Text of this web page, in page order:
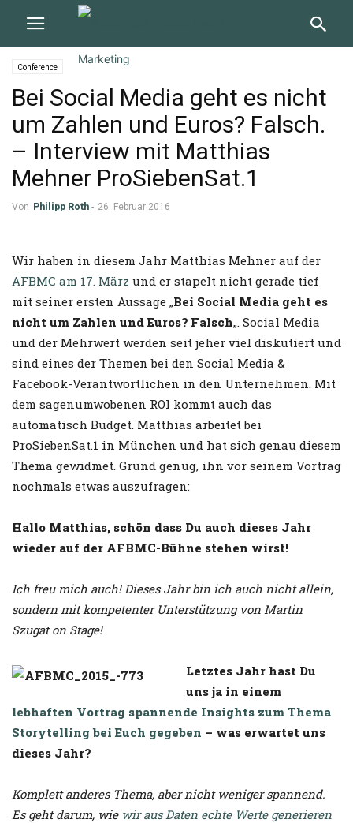
Conference
Bei Social Media geht es nicht
um Zahlen und Euros? Falsch.
– Interview mit Matthias
Mehner ProSiebenSat.1
Von Philipp Roth - 26. Februar 2016
Wir haben in diesem Jahr Matthias Mehner auf der
AFBMC am 17. März und er stapelt nicht gerade tief
mit seiner ersten Aussage „Bei Social Media geht es
nicht um Zahlen und Euros? Falsch„. Social Media
und der Mehrwert werden seit jeher viel diskutiert und
sind eines der Themen bei den Social Media &
Facebook-Verantwortlichen in den Unternehmen. Mit
dem sagenumwobenen ROI kommt auch das
automatisch Budget. Matthias arbeitet bei
ProSiebenSat.1 in München und hat sich genau diesem
Thema gewidmet. Grund genug, ihn vor seinem Vortrag
nochmals etwas auszufragen:
Hallo Matthias, schön dass Du auch dieses Jahr
wieder auf der AFBMC-Bühne stehen wirst!
Ich freu mich auch! Dieses Jahr bin ich auch nicht allein,
sondern mit kompetenter Unterstützung von Martin
Szugat on Stage!
Letztes Jahr hast Du
uns ja in einem
lebhaften Vortrag spannende Insights zum Thema
Storytelling bei Euch gegeben – was erwartet uns
dieses Jahr?
Komplett anderes Thema, aber nicht weniger spannend.
Es geht darum, wie wir aus Daten echte Werte generieren